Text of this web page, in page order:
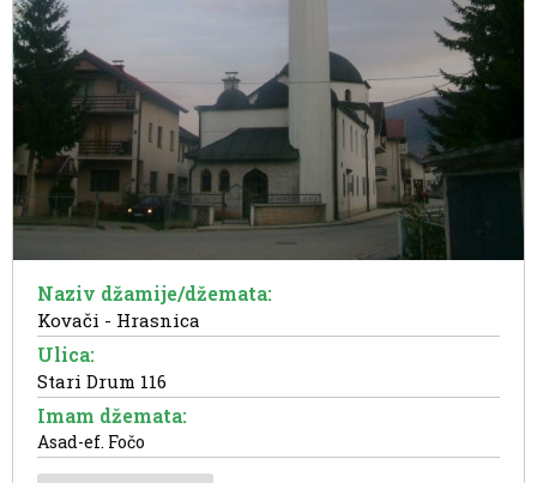
Naziv džamije/džemata:
Kovači - Hrasnica
Ulica:
Stari Drum 116
Imam džemata:
Asad-ef. Fočo